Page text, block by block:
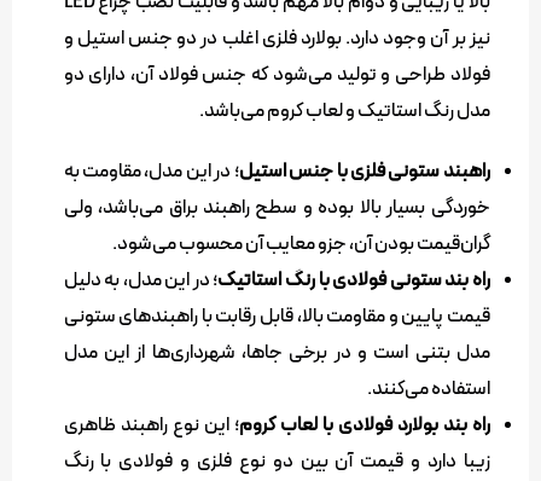
نیز بر آن وجود دارد. بولارد فلزی اغلب در دو جنس استیل و
فولاد طراحی و تولید می‌شود که جنس فولاد آن، دارای دو
مدل رنگ استاتیک و لعاب کروم می‌باشد.
راهبند ستونی فلزی با جنس استیل؛ در این مدل، مقاومت به
خوردگی بسیار بالا بوده و سطح راهبند براق می‌باشد، ولی
گران‌قیمت بودن آن، جزو معایب آن محسوب می‌شود.
راه بند ستونی فولادی با رنگ استاتیک؛ در این مدل، به دلیل
قیمت پایین و مقاومت بالا، قابل رقابت با راهبندهای ستونی
مدل بتنی است و در برخی جاها، شهرداری‌ها از این مدل
استفاده می‌کنند.
راه بند بولارد فولادی با لعاب کروم؛ این نوع راهبند ظاهری
زیبا دارد و قیمت آن بین دو نوع فلزی و فولادی با رنگ